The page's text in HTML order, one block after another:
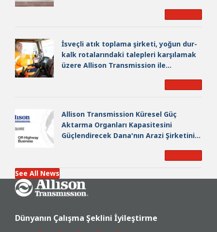
İsveçli atık toplama şirketi, yoğun dur-
kalk rotalarındaki talepleri karşılamak
üzere Allison Transmission ile
Allison Transmission Küresel Güç
Aktarma Organları Kapasitesini
Güçlendirecek Dana'nın Arazi Şirketini
See All News
Go Home
Dünyanın Çalışma Şeklini İyileştirme